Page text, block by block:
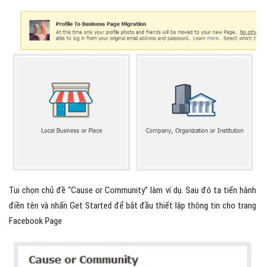
Tui chọn chủ đề “Cause or Community” làm ví dụ. Sau đó ta tiến hành
điền tên và nhấn Get Started để bắt đầu thiết lập thông tin cho trang
Facebook Page